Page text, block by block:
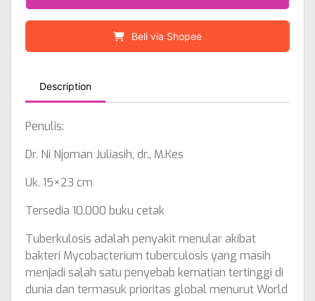
Beli via Shopee
Description
Penulis:
Dr. Ni Njoman Juliasih, dr., M.Kes
Uk. 15×23 cm
Tersedia 10.000 buku cetak
Tuberkulosis adalah penyakit menular akibat
bakteri Mycobacterium tuberculosis yang masih
menjadi salah satu penyebab kematian tertinggi di
dunia dan termasuk prioritas global menurut World